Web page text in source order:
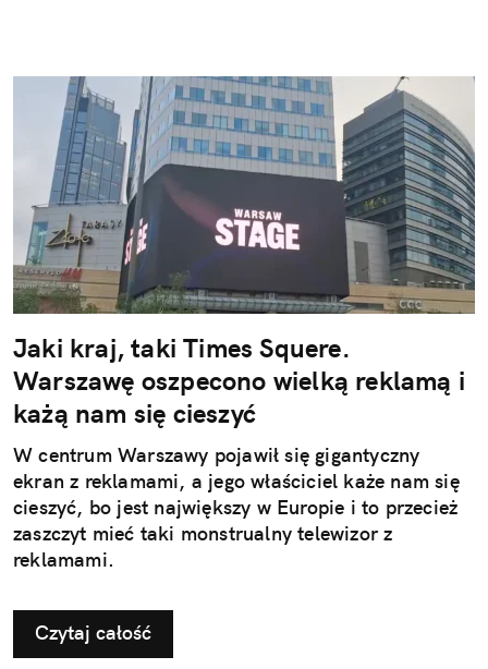
Jaki kraj, taki Times Squere.
Warszawę oszpecono wielką reklamą i
każą nam się cieszyć
W centrum Warszawy pojawił się gigantyczny
ekran z reklamami, a jego właściciel każe nam się
cieszyć, bo jest największy w Europie i to przecież
zaszczyt mieć taki monstrualny telewizor z
reklamami.
Czytaj całość